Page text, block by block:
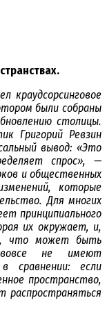
краудсорсинговое
были собраны
столицы.
Григорий Ревзин
вывод: «Это
спрос», —
и общественных
которые
Для многих
принципиального
их окружает, и,
что может быть
не имеют
сравнении: если
пространство,
распространяться